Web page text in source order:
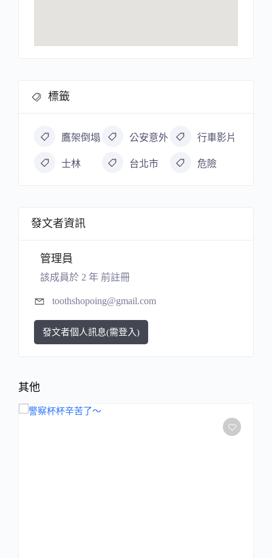
標籤
鷹架倒塌 公安意外 行車影片
士林 台北市 危險
發文者資訊
管理員
該成員於 2 年 前註冊
toothshopoing@gmail.com
發文者個人訊息(需登入)
其他